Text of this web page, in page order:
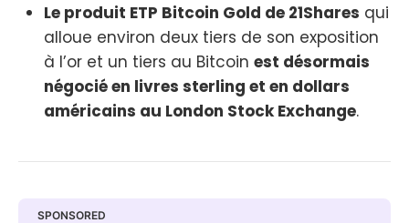
Le produit ETP Bitcoin Gold de 21Shares qui
alloue environ deux tiers de son exposition
à l’or et un tiers au Bitcoin est désormais
négocié en livres sterling et en dollars
américains au London Stock Exchange.
SPONSORED